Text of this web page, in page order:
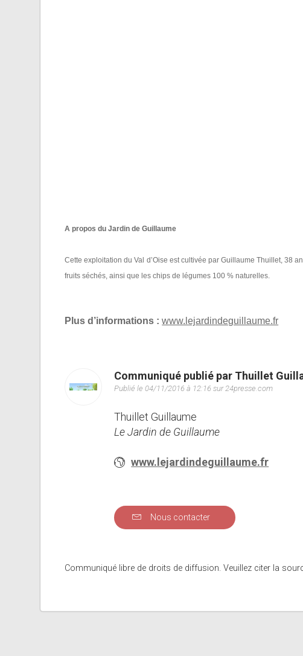
A propos du Jardin de Guillaume
Cette exploitation du Val d’Oise est cultivée par Guillaume Thuillet, 38
fruits séchés, ainsi que les chips de légumes 100 % naturelles.
Plus d’informations :www.lejardindeguillaume.fr
Communiqué publié par Thuillet
Publié le 04/11/2016 à 12:16 sur 24presse.com
Thuillet Guillaume
Le Jardin de Guillaume
www.lejardindeguillaume.fr
Nous contacter
Communiqué libre de droits de diffusion. Veuillez citer la